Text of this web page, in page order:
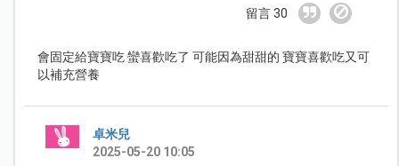
留言 30
會固定給寶寶吃 蠻喜歡吃了 可能因為甜甜的 寶寶喜歡吃又可
以補充營養
卓米兒
2025-05-20 10:05